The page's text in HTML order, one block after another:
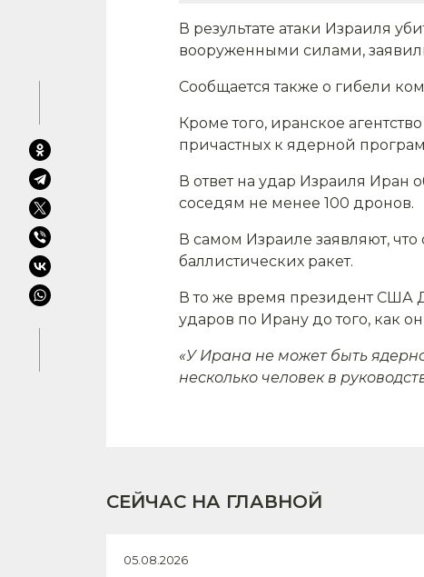
В результате атаки Израиля
вооруженными силами,
Сообщается также о гибели
Кроме того, иранское
причастных к ядерной
В ответ на удар Израиля Иран
соседям не менее 100 дронов.
В самом Израиле заявляют,
баллистических ракет.
В то же время президент США
ударов по Ирану до того, как
«У Ирана не может быть
несколько человек в
СЕЙЧАС НА ГЛАВНОЙ
05.08.2026